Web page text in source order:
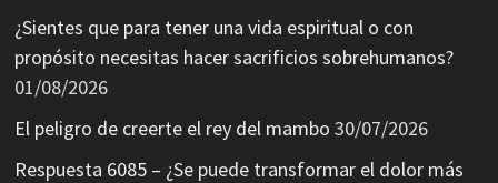
¿Sientes que para tener una vida espiritual o con
propósito necesitas hacer sacrificios sobrehumanos?
01/08/2026
El peligro de creerte el rey del mambo 30/07/2026
Respuesta 6085 – ¿Se puede transformar el dolor más